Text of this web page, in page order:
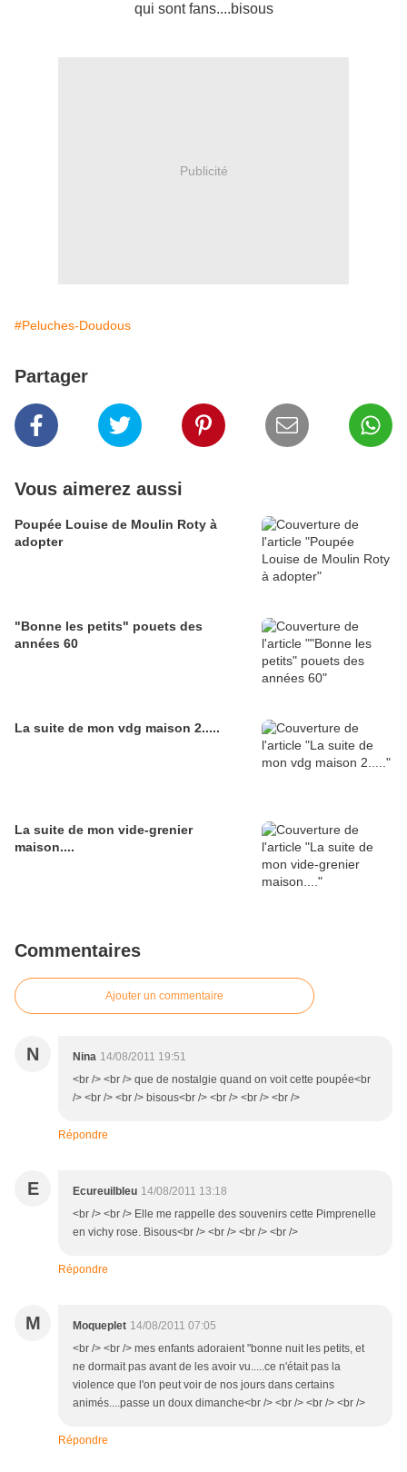
qui sont fans....bisous
Publicité
#Peluches-Doudous
Partager
Vous aimerez aussi
Poupée Louise de Moulin Roty à
adopter
"Bonne les petits" pouets des
années 60
La suite de mon vdg maison 2.....
La suite de mon vide-grenier
maison....
Commentaires
Ajouter un commentaire
N Nina 14/08/2011 19:51
<br /> <br /> que de nostalgie quand on voit cette poupée<br
/> <br /> <br /> bisous<br /> <br /> <br /> <br />
Répondre
E Ecureuilbleu 14/08/2011 13:18
<br /> <br /> Elle me rappelle des souvenirs cette Pimprenelle
en vichy rose. Bisous<br /> <br /> <br /> <br />
Répondre
M Moqueplet 14/08/2011 07:05
<br /> <br /> mes enfants adoraient "bonne nuit les petits, et
ne dormait pas avant de les avoir vu.....ce n'était pas la
violence que l'on peut voir de nos jours dans certains
animés....passe un doux dimanche<br /> <br /> <br /> <br />
Répondre